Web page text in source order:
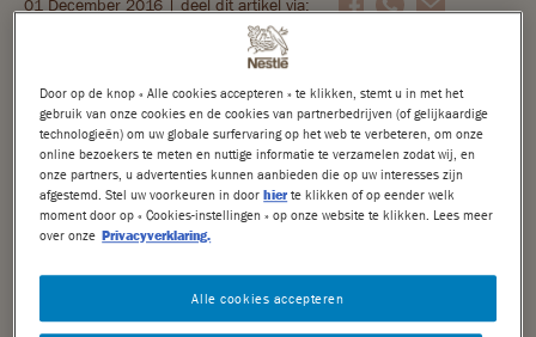
Crunch
Choclait Chips
After Eight
01 December 2016 | deel dit artikel via:
unieke bubbels. Alle BROS chocolade is geproduceerd
binnen het Nestlé Cacao Plan en daarmee UTZ
gecertificeerd. Van BROS chocolade kun je dus genieten
met een goed gevoel. BROS is in meerdere smaken
verkrijgbaar als (mini) candybar en tablet. Laat het los
met BROS!
Door op de knop « Alle cookies accepteren » te klikken, stemt u in met het
gebruik van onze cookies en de cookies van partnerbedrijven (of gelijkaardige
technologieën) om uw globale surfervaring op het web te verbeteren, om onze
online bezoekers te meten en nuttige informatie te verzamelen zodat wij, en
onze partners, u advertenties kunnen aanbieden die op uw interesses zijn
afgestemd. Stel uw voorkeuren in doorhier te klikken of op eender welk
moment door op « Cookies-instellingen » op onze website te klikken. Lees meer
over onze Privacyverklaring.
Alle cookies accepteren